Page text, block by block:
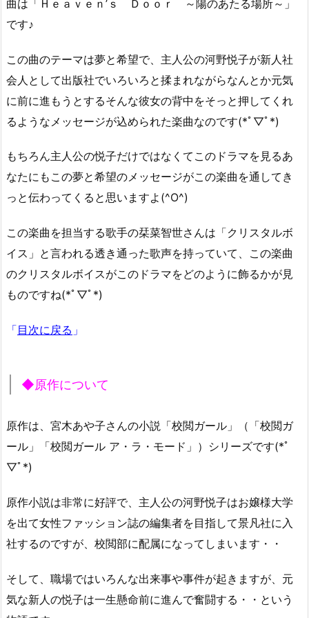
曲は「Ｈｅａｖｅｎ’ｓ Ｄｏｏｒ ～陽のあたる場所～」
です♪
この曲のテーマは夢と希望で、主人公の河野悦子が新人社
会人として出版社でいろいろと揉まれながらなんとか元気
に前に進もうとするそんな彼女の背中をそっと押してくれ
るようなメッセージが込められた楽曲なのです(*ﾟ▽ﾟ*)
もちろん主人公の悦子だけではなくてこのドラマを見るあ
なたにもこの夢と希望のメッセージがこの楽曲を通してき
っと伝わってくると思いますよ(^O^)
この楽曲を担当する歌手の栞菜智世さんは「クリスタルボ
イス」と言われる透き通った歌声を持っていて、この楽曲
のクリスタルボイスがこのドラマをどのように飾るかが見
ものですね(*ﾟ▽ﾟ*)
「目次に戻る 」
◆原作について
原作は、宮木あや子さんの小説「校閲ガール」（「校閲ガ
ール」「校閲ガール ア・ラ・モード」）シリーズです(*ﾟ
▽ﾟ*)
原作小説は非常に好評で、主人公の河野悦子はお嬢様大学
を出て女性ファッション誌の編集者を目指して景凡社に入
社するのですが、校閲部に配属になってしまいます・・
そして、職場ではいろんな出来事や事件が起きますが、元
気な新人の悦子は一生懸命前に進んで奮闘する・・という